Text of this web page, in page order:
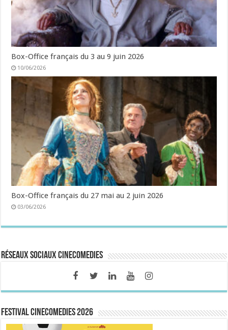
Box-Office français du 3 au 9 juin 2026
10/06/2026
Box-Office français du 27 mai au 2 juin 2026
03/06/2026
Réseaux sociaux CineComedies
FESTIVAL CINECOMEDIES 2026